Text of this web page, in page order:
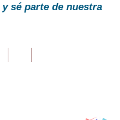
y sé parte de nuestra